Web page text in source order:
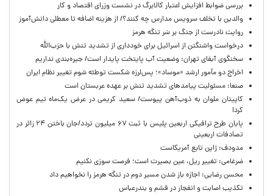
بررسی ضوابط افزایش اعتبار کالابرگ در نشست وزرای اقتصاد و کار
والدین با تخلف سرویس مدارس چه کنند؟/ از هزینه اضافه تا معطلی دانش‌آموز
روایت نادرست از جنگ بر سَر تنگه هرمز
درخواست واشنگتن از اسرائیل برای خودداری از تشدید تنش با حزب‌الله
سخنگوی آبفای تهران: وضعیت آب پایتخت پایدار است/ جیره‌بندی نداریم
اخراج دو مأمور ارشد «موساد»؛ پس‌لرزه شکست توطئه شوم تغییر نظام ایران
صنعا: مسئولیت پیامدهای تشدید تنش بر عهده عربستان است
کاپیتان ملوان به ذوب‌آهن پیوست/ سعید کریمی در عرض یک‌ماه تیم عوض
کرد!
پایان طرح ترافیکی اربعین پلیس با ثبت ۶۷ میلیون تردد/جان باختن ۲۴ زائر در
تصادفات اربعینی
مدودف: ژاپن تابع آمریکاست
ضرغامی: تغییر ریل، عین بصیرت است؛ فرصت سوزی نکنیم
محسن رضایی: اجازه باز شدن مسیر دوم در تنگه هرمز را نخواهیم داد
تکذیب اصابت و انفجار در قشم و بندرعباس